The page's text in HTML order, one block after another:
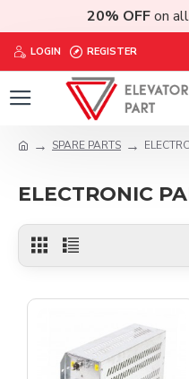
20% OFFon
LOGIN REGISTER
SPARE PARTS
ELECTRONIC